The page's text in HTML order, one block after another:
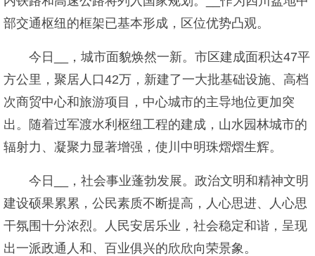
部交通枢纽的框架已基本形成，区位优势凸观。
今日__，城市面貌焕然一新。市区建成面积达47平
方公里，聚居人口42万，新建了一大批基础设施、高档
次商贸中心和旅游项目，中心城市的主导地位更加突
出。随着过军渡水利枢纽工程的建成，山水园林城市的
辐射力、凝聚力显著增强，使川中明珠熠熠生辉。
今日__，社会事业蓬勃发展。政治文明和精神文明
建设硕果累累，公民素质不断提高，人心思进、人心思
干氛围十分浓烈。人民安居乐业，社会稳定和谐，呈现
出一派政通人和、百业俱兴的欣欣向荣景象。